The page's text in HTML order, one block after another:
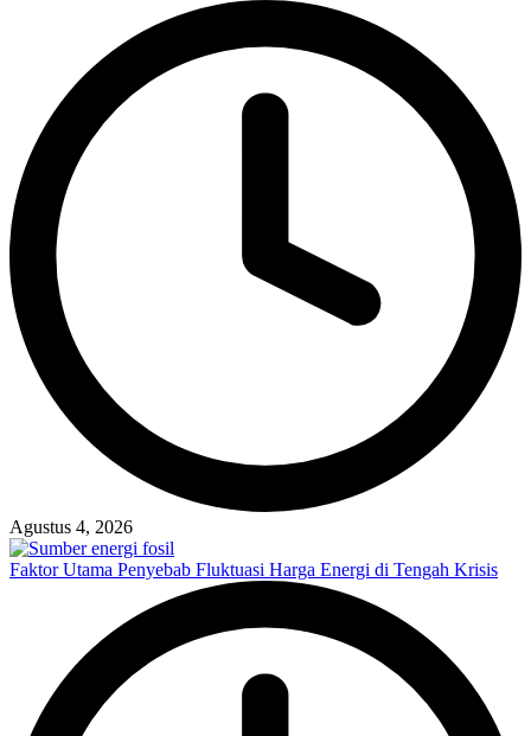
Agustus 4, 2026
Faktor Utama Penyebab Fluktuasi Harga Energi di Tengah Krisis